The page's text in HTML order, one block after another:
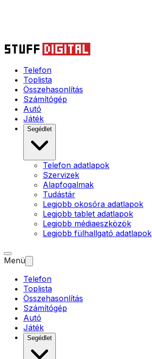
Telefon
Toplista
Összehasonlítás
Számítógép
Autó
Játék
Segédlet
Telefon adatlapok
Szervizek
Alapfogalmak
Tudástár
Legjobb okosóra adatlapok
Legjobb tablet adatlapok
Legjobb médiaeszközök
Legjobb fülhallgató adatlapok
Menü
Telefon
Toplista
Összehasonlítás
Számítógép
Autó
Játék
Segédlet